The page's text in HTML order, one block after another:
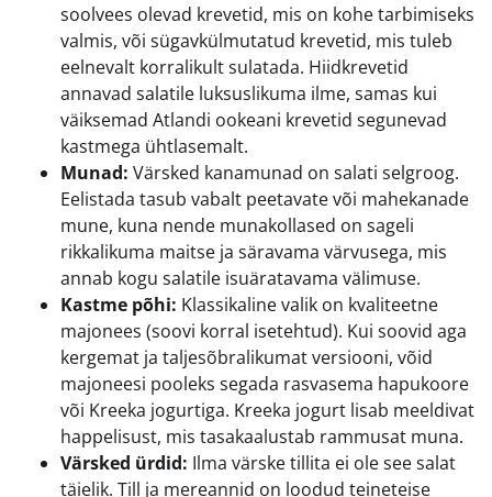
soolvees olevad krevetid, mis on kohe tarbimiseks
valmis, või sügavkülmutatud krevetid, mis tuleb
eelnevalt korralikult sulatada. Hiidkrevetid
annavad salatile luksuslikuma ilme, samas kui
väiksemad Atlandi ookeani krevetid segunevad
kastmega ühtlasemalt.
Munad: Värsked kanamunad on salati selgroog.
Eelistada tasub vabalt peetavate või mahekanade
mune, kuna nende munakollased on sageli
rikkalikuma maitse ja säravama värvusega, mis
annab kogu salatile isuäratavama välimuse.
Kastme põhi: Klassikaline valik on kvaliteetne
majonees (soovi korral isetehtud). Kui soovid aga
kergemat ja taljesõbralikumat versiooni, võid
majoneesi pooleks segada rasvasema hapukoore
või Kreeka jogurtiga. Kreeka jogurt lisab meeldivat
happelisust, mis tasakaalustab rammusat muna.
Värsked ürdid: Ilma värske tillita ei ole see salat
täielik. Till ja mereannid on loodud teineteise